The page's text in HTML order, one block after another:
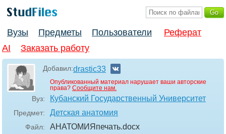
Вузы Предметы Пользователи
Реферат
AI
Заказать работу
Добавил:drastic33
Опубликованный материал нарушает ваши авторские
права? Сообщите нам.
Вуз: Кубанский Государственный Университет
Предмет: Детская анатомия
Файл: АНАТОМИЯпечать.docx